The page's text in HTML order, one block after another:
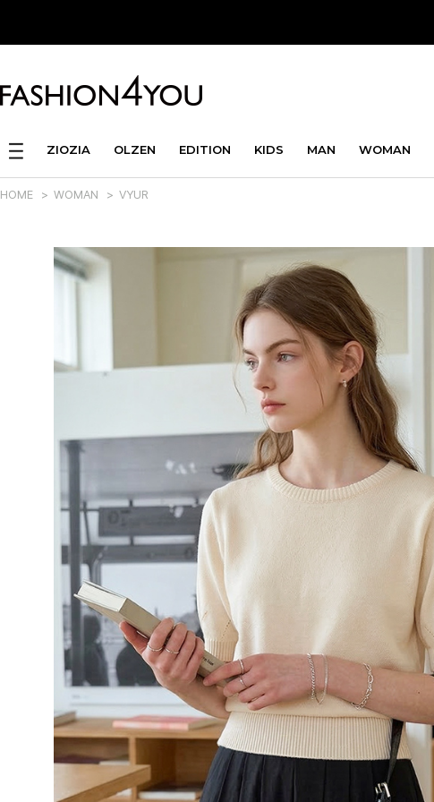
ZIOZIA OLZEN EDITION KIDS MAN WOMAN
HOME > WOMAN > VYUR